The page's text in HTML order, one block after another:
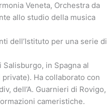
Veneta, Orchestra da
allo studio della musica
dell’Istituto per una serie di
in Spagna al
Ha collaborato con
dell’A. Guarnieri di Rovigo,
cameristiche.